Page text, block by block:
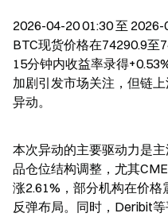
2026-04-20 01:30 至 2026-
BTC现货价格在74290.9至
15分钟内收益率录得
加剧引发市场关注，但链
异动。
本次异动的主要驱动力是
品仓位结构调整，尤其
涨2.61%，部分机构在价
反弹布局。同时，Deribit